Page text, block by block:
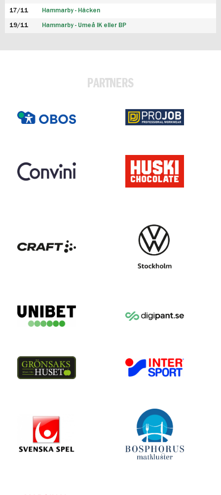
17/11 Hammarby - Häcken
19/11 Hammarby - Umeå IK eller BP
PARTNERS